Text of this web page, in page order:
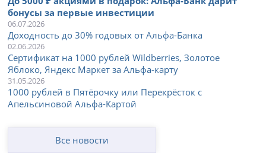
бонусы за первые инвестиции
06.07.2026
Доходность до 30% годовых от Альфа-Банка
02.06.2026
Сертификат на 1000 рублей Wildberries, Золотое
Яблоко, Яндекс Маркет за Альфа-карту
31.05.2026
1000 рублей в Пятёрочку или Перекрёсток с
Апельсиновой Альфа-Картой
Все новости